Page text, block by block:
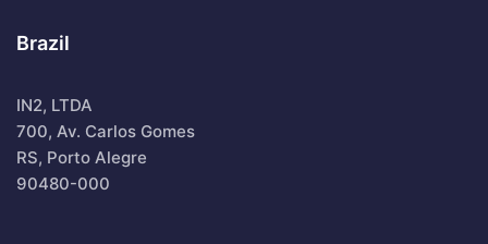
Brazil
IN2, LTDA
700, Av. Carlos Gomes
RS, Porto Alegre
90480-000